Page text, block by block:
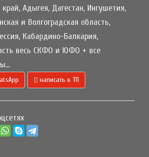
край, Адыгея, Дагестан, Ингушетия,
и Волгоградская область,
Кабардино-Балкария,
весь СКФО и ЮФО + все
написать в ТП